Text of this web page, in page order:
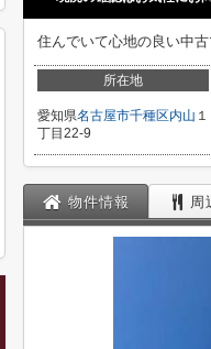
住んでいて心地の良い中
所在地
愛知県名古屋市千種区内山 １
丁目22-9
物件情報 周